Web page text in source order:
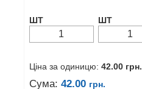
ШТ ШТ
Ціна за одиницю: 42.00 грн.
Сума: 42.00 грн.